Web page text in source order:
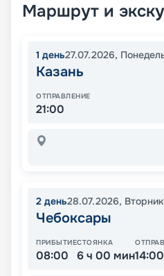
Маршрут и
1 день27.07.2026,
Казань
ОТПРАВЛЕНИЕ
21:00
2 день28.07.2026, Вторник
Чебоксары
ПРИБЫТИЕ
08:00
СТОЯНКА
6 ч 00 мин14:00